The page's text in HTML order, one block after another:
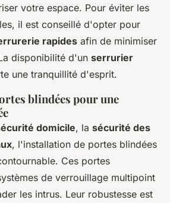
votre espace. Pour éviter les
il est conseillé d'opter pour
rapides afin de minimiser
disponibilité d'un serrurier
une tranquillité d'esprit.
blindées pour une
domicile, la sécurité des
, l'installation de portes blindées
Ces portes
de verrouillage multipoint
les intrus. Leur robustesse est